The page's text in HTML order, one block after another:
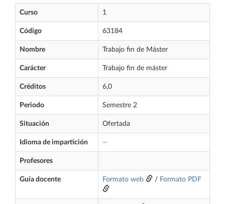
Curso 1
Código 63184
Nombre Trabajo fin de Máster
Carácter Trabajo fin de máster
Créditos 6,0
Periodo Semestre 2
Situación Ofertada
Idioma de impartición —
Profesores
Guía docente Formato web / Formato PDF